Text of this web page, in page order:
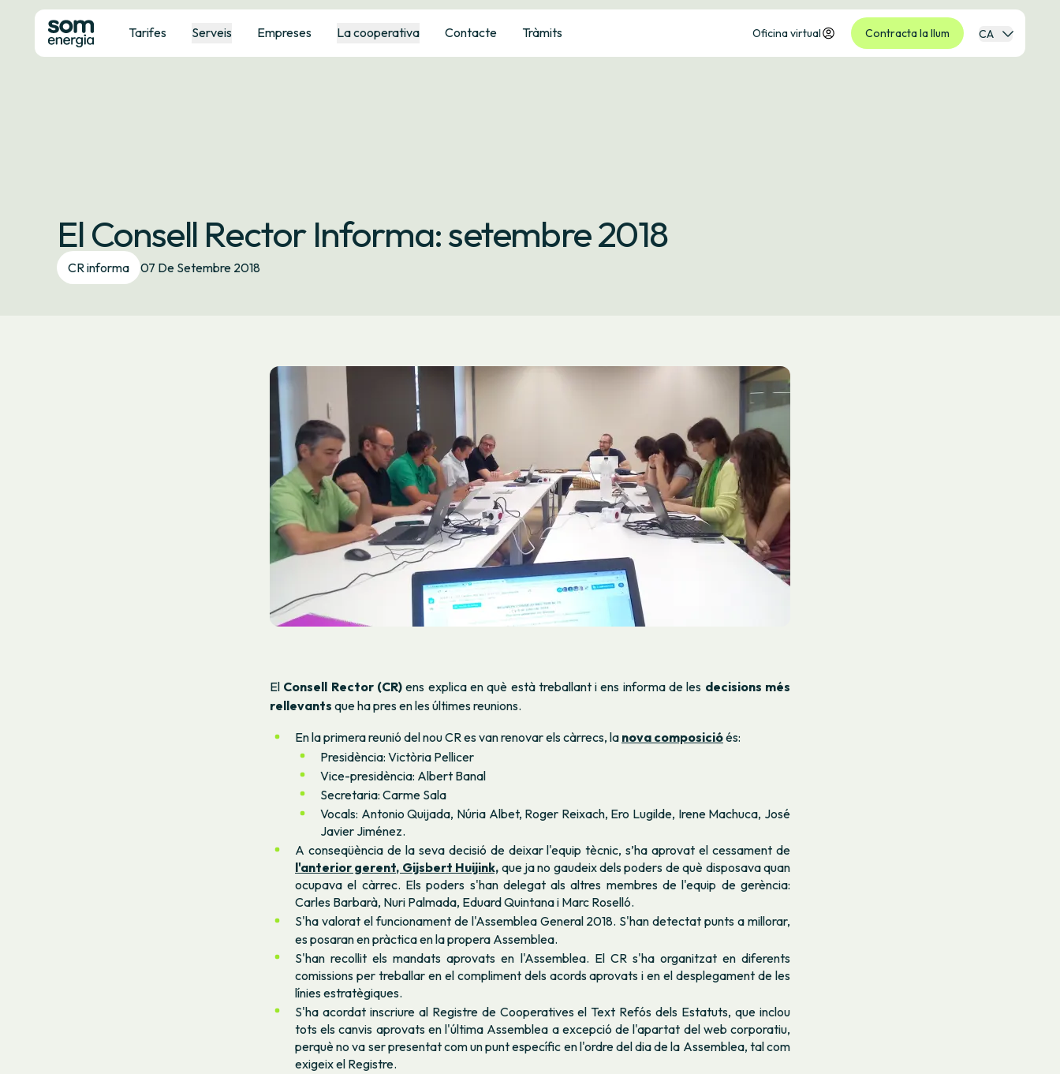
Tarifes Serveis Empreses La cooperativa Contacte Tràmits Oficina virtual Contracta la llum CA
El Consell Rector Informa: setembre 2018
CR informa 07 De Setembre 2018
El Consell Rector (CR)ens explica en què està treballant i ens informa de les decisions més
rellevants que ha pres en les últimes reunions.
En la primera reunió del nou CR es van renovar els càrrecs, la nova composicióés:
Presidència: Victòria Pellicer
Vice-presidència: Albert Banal
Secretaria: Carme Sala
Vocals: Antonio Quijada, Núria Albet, Roger Reixach, Ero Lugilde, Irene Machuca, José
Javier Jiménez.
A conseqüència de la seva decisió de deixar l'equip tècnic, s’ha aprovat el cessament de
l'anterior gerent, Gijsbert Huijink, que ja no gaudeix dels poders de què disposava quan
ocupava el càrrec. Els poders s'han delegat als altres membres de l'equip de gerència:
Carles Barbarà, Nuri Palmada, Eduard Quintana i Marc Roselló.
S'ha valorat el funcionament de l'Assemblea General 2018. S'han detectat punts a millorar,
es posaran en pràctica en la propera Assemblea.
S'han recollit els mandats aprovats en l'Assemblea. El CR s'ha organitzat en diferents
comissions per treballar en el compliment dels acords aprovats i en el desplegament de les
línies estratègiques.
S'ha acordat inscriure al Registre de Cooperatives el Text Refós dels Estatuts, que inclou
tots els canvis aprovats en l'última Assemblea a excepció de l'apartat del web corporatiu,
perquè no va ser presentat com un punt específic en l'ordre del dia de la Assemblea, tal com
exigeix el Registre.